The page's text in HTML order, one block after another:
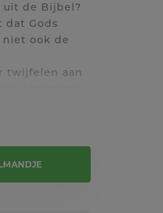
uit de Bijbel?
dat Gods
ook de
twijfelen aan
het Oude
te
ook voor